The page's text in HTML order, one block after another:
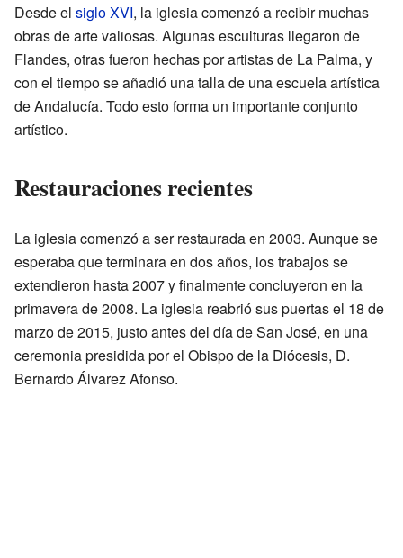
Desde el siglo XVI, la iglesia comenzó a recibir muchas
obras de arte valiosas. Algunas esculturas llegaron de
Flandes, otras fueron hechas por artistas de La Palma, y
con el tiempo se añadió una talla de una escuela artística
de Andalucía. Todo esto forma un importante conjunto
artístico.
Restauraciones recientes
La iglesia comenzó a ser restaurada en 2003. Aunque se
esperaba que terminara en dos años, los trabajos se
extendieron hasta 2007 y finalmente concluyeron en la
primavera de 2008. La iglesia reabrió sus puertas el 18 de
marzo de 2015, justo antes del día de San José, en una
ceremonia presidida por el Obispo de la Diócesis, D.
Bernardo Álvarez Afonso.